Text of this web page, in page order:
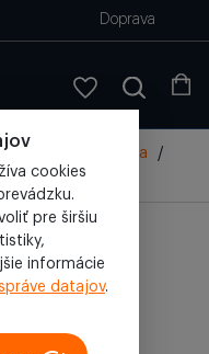
Doprava
Vesta
/
KHAKI)
cookies
pre širšiu
informácie
datajov.